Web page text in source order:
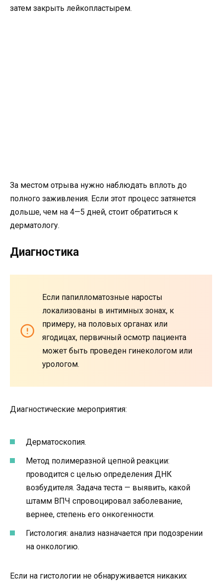
затем закрыть лейкопластырем.
За местом отрыва нужно наблюдать вплоть до
полного заживления. Если этот процесс затянется
дольше, чем на 4—5 дней, стоит обратиться к
дерматологу.
Диагностика
Если папилломатозные наросты
локализованы в интимных зонах, к
примеру, на половых органах или
ягодицах, первичный осмотр пациента
может быть проведен гинекологом или
урологом.
Диагностические мероприятия:
Дерматоскопия.
Метод полимеразной цепной реакции:
проводится с целью определения ДНК
возбудителя. Задача теста — выявить, какой
штамм ВПЧ спровоцировал заболевание,
вернее, степень его онкогенности.
Гистология: анализ назначается при подозрении
на онкологию.
Если на гистологии не обнаруживается никаких